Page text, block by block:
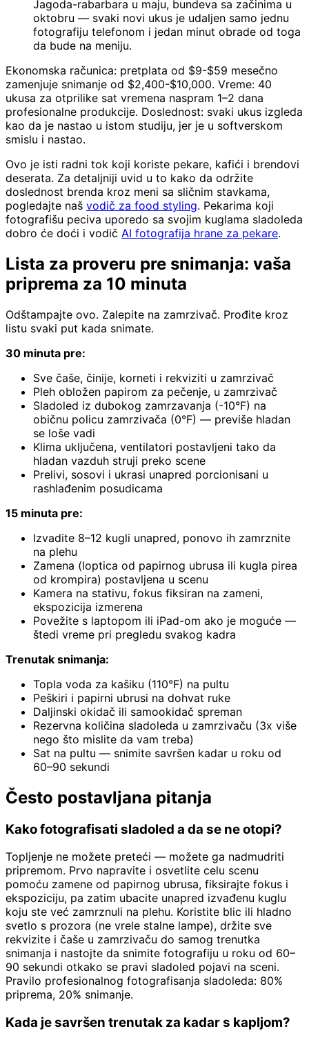
Jagoda-rabarbara u maju, bundeva sa začinima u
oktobru — svaki novi ukus je udaljen samo jednu
fotografiju telefonom i jedan minut obrade od toga
da bude na meniju.
Ekonomska računica: pretplata od $9-$59 mesečno
zamenjuje snimanje od $2,400-$10,000. Vreme: 40
ukusa za otprilike sat vremena naspram 1–2 dana
profesionalne produkcije. Doslednost: svaki ukus izgleda
kao da je nastao u istom studiju, jer je u softverskom
smislu i nastao.
Ovo je isti radni tok koji koriste pekare, kafići i brendovi
deserata. Za detaljniji uvid u to kako da održite
doslednost brenda kroz meni sa sličnim stavkama,
pogledajte naš vodič za food styling. Pekarima koji
fotografišu peciva uporedo sa svojim kuglama sladoleda
dobro će doći i vodič AI fotografija hrane za pekare.
Lista za proveru pre snimanja: vaša
priprema za 10 minuta
Odštampajte ovo. Zalepite na zamrzivač. Prođite kroz
listu svaki put kada snimate.
30 minuta pre:
Sve čaše, činije, korneti i rekviziti u zamrzivač
Pleh obložen papirom za pečenje, u zamrzivač
Sladoled iz dubokog zamrzavanja (-10°F) na
običnu policu zamrzivača (0°F) — previše hladan
se loše vadi
Klima uključena, ventilatori postavljeni tako da
hladan vazduh struji preko scene
Prelivi, sosovi i ukrasi unapred porcionisani u
rashlađenim posudicama
15 minuta pre:
Izvadite 8–12 kugli unapred, ponovo ih zamrznite
na plehu
Zamena (loptica od papirnog ubrusa ili kugla pirea
od krompira) postavljena u scenu
Kamera na stativu, fokus fiksiran na zameni,
ekspozicija izmerena
Povežite s laptopom ili iPad-om ako je moguće —
štedi vreme pri pregledu svakog kadra
Trenutak snimanja:
Topla voda za kašiku (110°F) na pultu
Peškiri i papirni ubrusi na dohvat ruke
Daljinski okidač ili samookidač spreman
Rezervna količina sladoleda u zamrzivaču (3x više
nego što mislite da vam treba)
Sat na pultu — snimite savršen kadar u roku od
60–90 sekundi
Često postavljana pitanja
Kako fotografisati sladoled a da se ne otopi?
Topljenje ne možete preteći — možete ga nadmudriti
pripremom. Prvo napravite i osvetlite celu scenu
pomoću zamene od papirnog ubrusa, fiksirajte fokus i
ekspoziciju, pa zatim ubacite unapred izvađenu kuglu
koju ste već zamrznuli na plehu. Koristite blic ili hladno
svetlo s prozora (ne vrele stalne lampe), držite sve
rekvizite i čaše u zamrzivaču do samog trenutka
snimanja i nastojte da snimite fotografiju u roku od 60–
90 sekundi otkako se pravi sladoled pojavi na sceni.
Pravilo profesionalnog fotografisanja sladoleda: 80%
priprema, 20% snimanje.
Kada je savršen trenutak za kadar s kapljom?